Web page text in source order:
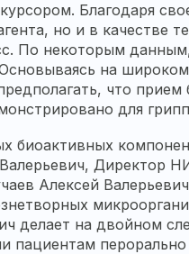
Благодаря
но и в качестве
По некоторым
на
что прием
для
биоактивных
Директор
Алексей
делает на двойном